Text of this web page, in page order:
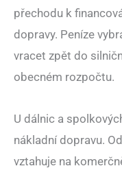
přechodu k
dopravy. Peníze
vracet zpět do
obecném rozpočtu.
U dálnic a
nákladní dopravu.
vztahuje na